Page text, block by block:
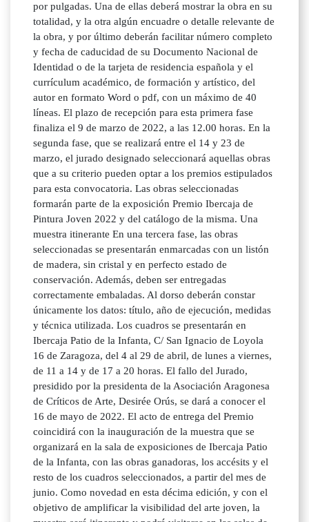
por pulgadas. Una de ellas deberá mostrar la obra en su
totalidad, y la otra algún encuadre o detalle relevante de
la obra, y por último deberán facilitar número completo
y fecha de caducidad de su Documento Nacional de
Identidad o de la tarjeta de residencia española y el
currículum académico, de formación y artístico, del
autor en formato Word o pdf, con un máximo de 40
líneas. El plazo de recepción para esta primera fase
finaliza el 9 de marzo de 2022, a las 12.00 horas. En la
segunda fase, que se realizará entre el 14 y 23 de
marzo, el jurado designado seleccionará aquellas obras
que a su criterio pueden optar a los premios estipulados
para esta convocatoria. Las obras seleccionadas
formarán parte de la exposición Premio Ibercaja de
Pintura Joven 2022 y del catálogo de la misma. Una
muestra itinerante En una tercera fase, las obras
seleccionadas se presentarán enmarcadas con un listón
de madera, sin cristal y en perfecto estado de
conservación. Además, deben ser entregadas
correctamente embaladas. Al dorso deberán constar
únicamente los datos: título, año de ejecución, medidas
y técnica utilizada. Los cuadros se presentarán en
Ibercaja Patio de la Infanta, C/ San Ignacio de Loyola
16 de Zaragoza, del 4 al 29 de abril, de lunes a viernes,
de 11 a 14 y de 17 a 20 horas. El fallo del Jurado,
presidido por la presidenta de la Asociación Aragonesa
de Críticos de Arte, Desirée Orús, se dará a conocer el
16 de mayo de 2022. El acto de entrega del Premio
coincidirá con la inauguración de la muestra que se
organizará en la sala de exposiciones de Ibercaja Patio
de la Infanta, con las obras ganadoras, los accésits y el
resto de los cuadros seleccionados, a partir del mes de
junio. Como novedad en esta décima edición, y con el
objetivo de amplificar la visibilidad del arte joven, la